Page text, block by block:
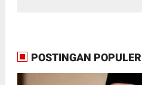
POSTINGAN POPULER